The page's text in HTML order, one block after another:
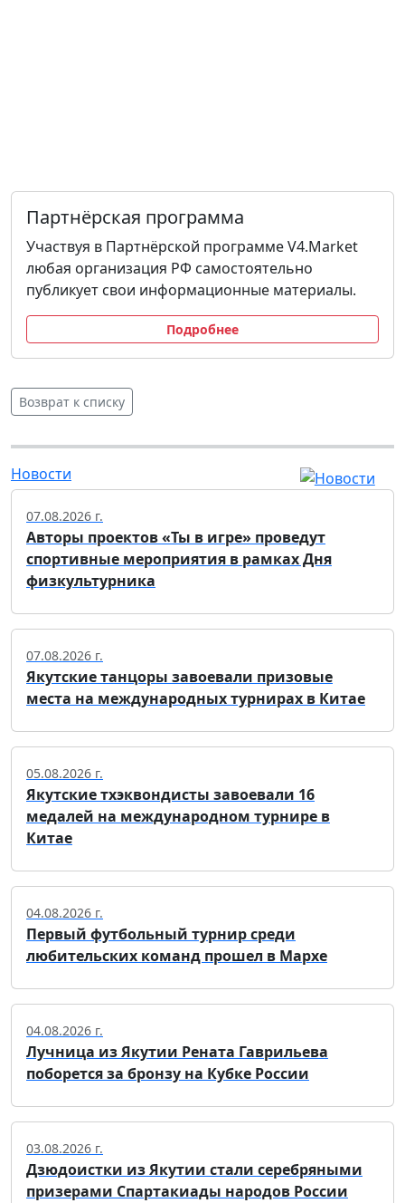
Партнёрская программа
Участвуя в Партнёрской программе V4.Market
любая организация РФ самостоятельно
публикует свои информационные материалы.
Подробнее
Возврат к списку
Новости
07.08.2026 г.
Авторы проектов «Ты в игре» проведут
спортивные мероприятия в рамках Дня
физкультурника
07.08.2026 г.
Якутские танцоры завоевали призовые
места на международных турнирах в Китае
05.08.2026 г.
Якутские тхэквондисты завоевали 16
медалей на международном турнире в
Китае
04.08.2026 г.
Первый футбольный турнир среди
любительских команд прошел в Мархе
04.08.2026 г.
Лучница из Якутии Рената Гаврильева
поборется за бронзу на Кубке России
03.08.2026 г.
Дзюдоистки из Якутии стали серебряными
призерами Спартакиады народов России